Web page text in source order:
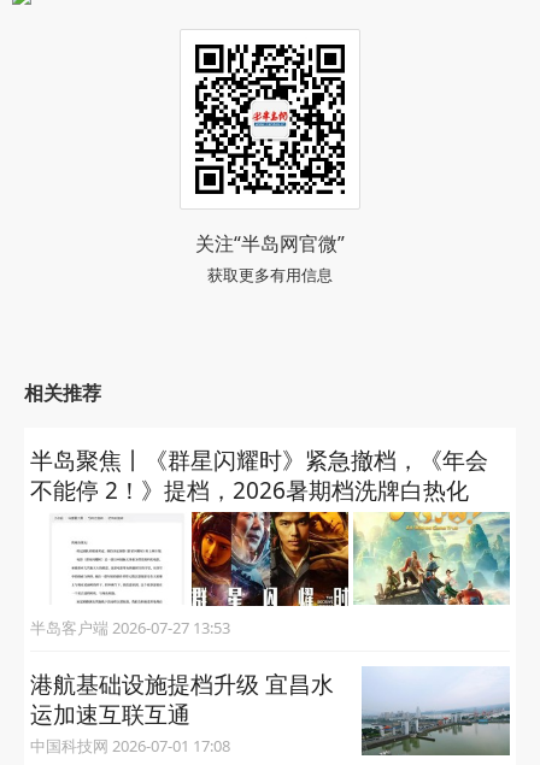
关注“半岛网官微”
获取更多有用信息
相关推荐
半岛聚焦丨《群星闪耀时》紧急撤档，《年会
不能停 2！》提档，2026暑期档洗牌白热化
半岛客户端 2026-07-27 13:53
港航基础设施提档升级 宜昌水
运加速互联互通
中国科技网 2026-07-01 17:08